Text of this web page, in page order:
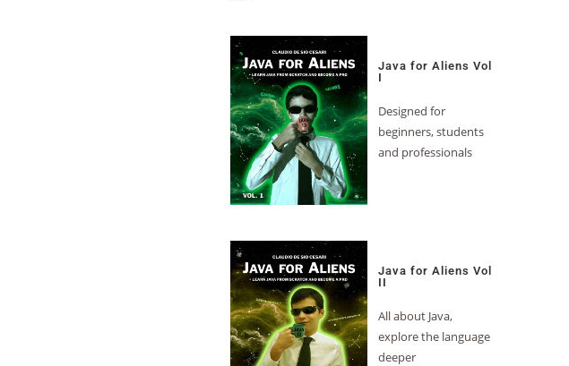
Java for Aliens Vol
I
Designed for
beginners, students
and professionals
Java for Aliens Vol
II
All about Java,
explore the language
deeper